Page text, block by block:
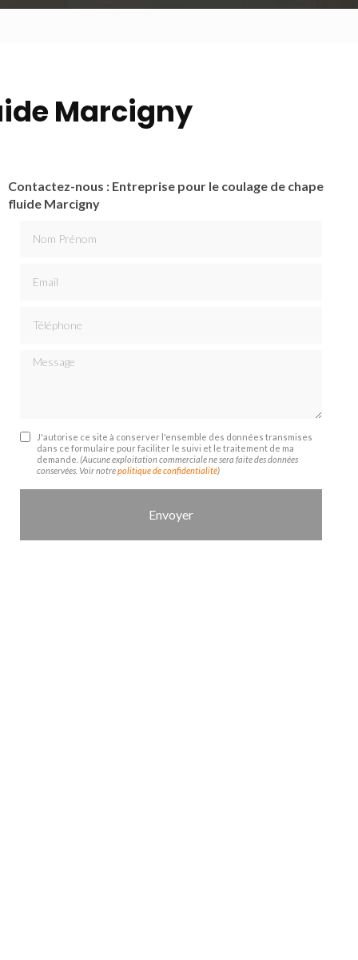
Marcigny
Contactez-nous : Entreprise pour le coulage de chape
fluide Marcigny
Message
J'autorise ce site à conserver l'ensemble des données transmises
dans ce formulaire pour faciliter le suivi et le traitement de ma
demande. (Aucune exploitation commerciale ne sera faite des données
conservées. Voir notrepolitique de confidentialité)